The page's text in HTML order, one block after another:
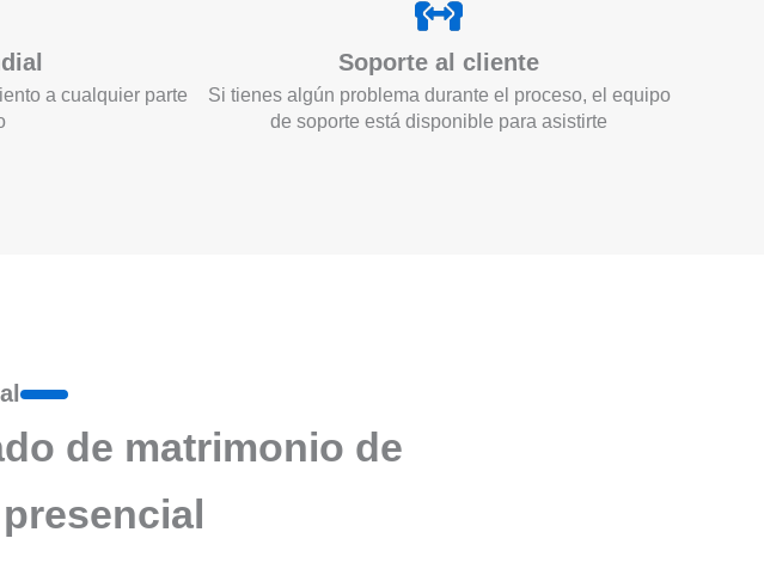
a cualquier parte
Soporte al cliente
Si tienes algún problema durante el proceso, el equipo
de soporte está disponible para asistirte
de matrimonio de